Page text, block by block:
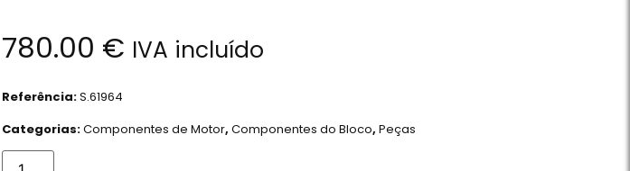
780.00 € IVA incluído
Referência:S.61964
Categorias:Componentes de Motor,Componentes do Bloco,Peças